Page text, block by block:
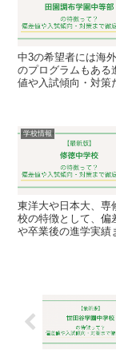
中3の希望者には海
のプログラムもある
値や入試傾向・対策
学校情報
東洋大や日本大、専
校の特徴として、偏
や卒業後の進学実績